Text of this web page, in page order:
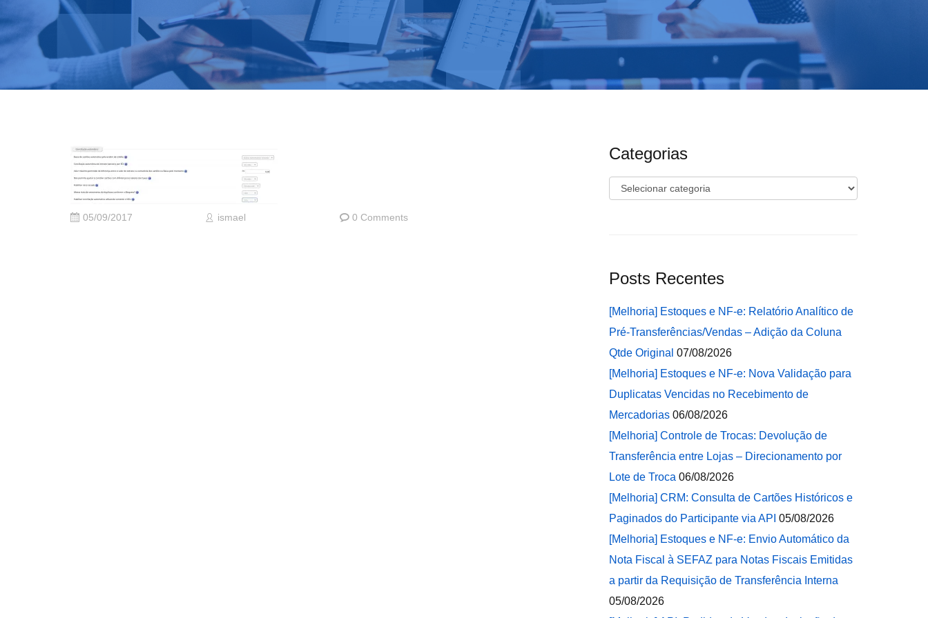
05/09/2017 ismael 0 Comments
Categorias
Categorias
Posts Recentes
[Melhoria] Estoques e NF-e: Relatório Analítico de
Pré-Transferências/Vendas – Adição da Coluna
Qtde Original 07/08/2026
[Melhoria] Estoques e NF-e: Nova Validação para
Duplicatas Vencidas no Recebimento de
Mercadorias 06/08/2026
[Melhoria] Controle de Trocas: Devolução de
Transferência entre Lojas – Direcionamento por
Lote de Troca 06/08/2026
[Melhoria] CRM: Consulta de Cartões Históricos e
Paginados do Participante via API 05/08/2026
[Melhoria] Estoques e NF-e: Envio Automático da
Nota Fiscal à SEFAZ para Notas Fiscais Emitidas
a partir da Requisição de Transferência Interna
05/08/2026